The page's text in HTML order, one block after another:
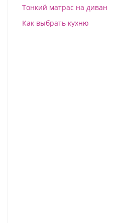
Тонкий матрас на диван
Как выбрать кухню